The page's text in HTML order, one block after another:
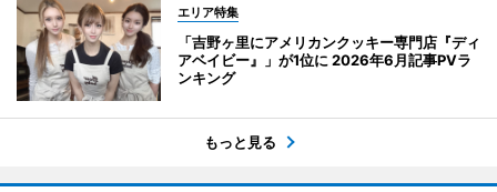
エリア特集
「吉野ヶ里にアメリカンクッキー専門店『ディ
アベイビー』」が1位に 2026年6月記事PVラ
ンキング
もっと見る